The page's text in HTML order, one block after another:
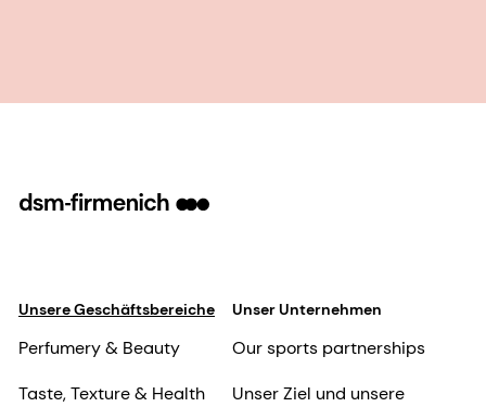
Unsere Geschäftsbereiche
Perfumery & Beauty
Taste, Texture & Health
Unser Unternehmen
Our sports partnerships
Unser Ziel und unsere